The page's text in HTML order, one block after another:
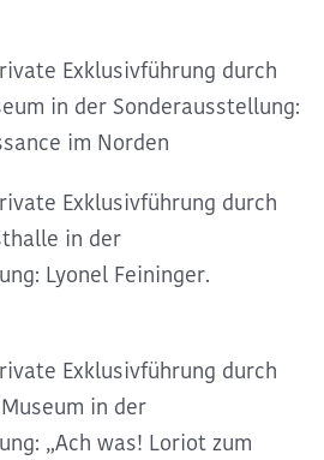
Exklusivführung durch
in der Sonderausstellung:
im Norden
Exklusivführung durch
in der
Lyonel Feininger.
Exklusivführung durch
in der
„Ach was! Loriot zum